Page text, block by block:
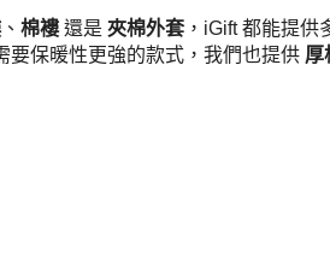
、 棉褸還是 夾棉外套 ，iGift 都能提
要保暖性更強的款式，我們也提供 厚